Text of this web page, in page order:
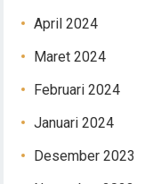
April 2024
Maret 2024
Februari 2024
Januari 2024
Desember 2023